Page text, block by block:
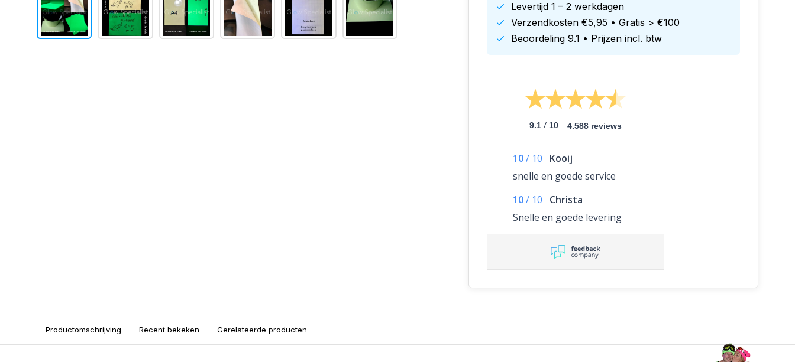
Levertijd 1 – 2 werkdagen
Verzendkosten €5,95 • Gratis > €100
Beoordeling 9.1 • Prijzen incl. btw
9.1 / 10 4.588 reviews
10/ 10
Kooij
snelle en goede service
10/ 10
Christa
Snelle en goede levering
Productomschrijving Recent bekeken Gerelateerde producten